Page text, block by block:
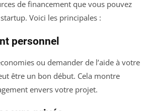
de financement que vous pouvez
Voici les principales :
personnel
ou demander de l’aide à votre
être un bon début. Cela montre
envers votre projet.